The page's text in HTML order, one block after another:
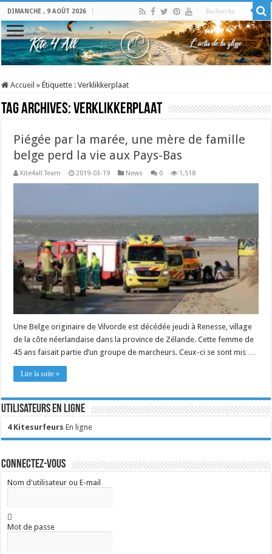
DIMANCHE , 9 AOÛT 2026
Accueil » Étiquette :Verklikkerplaat
Tag Archives:Verklikkerplaat
Piégée par la marée, une mère de famille
belge perd la vie aux Pays-Bas
Kite4all Team 2019-03-19 News 0 1,518
Une Belge originaire de Vilvorde est décédée jeudi à Renesse, village
de la côte néerlandaise dans la province de Zélande. Cette femme de
45 ans faisait partie d’un groupe de marcheurs. Ceux-ci se sont mis …
Lire la suite »
Utilisateurs en ligne
4 Kitesurfeurs En ligne
Connectez-vous
Nom d'utilisateur ou E-mail
Mot de passe